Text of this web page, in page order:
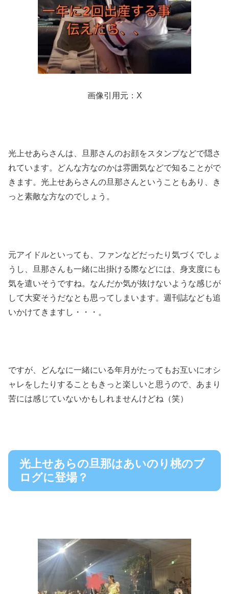
画像引用元：X
光上せあらさんは、旦那さんのお顔をスタンプなどで隠さ
れています。どんな方なのかは雰囲気などで知ることがで
きます。光上せあらさんの旦那さんということもあり、き
っと素敵な方なのでしょう。
元アイドルといっても、ファンなどだったり気づくでしょ
うし、旦那さんも一緒に出掛ける際などには、身支度にも
気を遣いそうですね。なんだか気が抜けないような感じが
して大変そうだなとも思ってしまいます。週刊誌なども追
いかけてきますし・・・。
ですが、どんなに一緒にいる年月がたってもお互いにオシ
ャレをしたりすることもきっと楽しいと思うので、あまり
苦には感じていないかもしれませんけどね（笑）
光上せあらの旦那はあいのり桃のブ
ログに登場？